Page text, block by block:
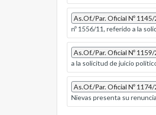
As.Of./Par. Oficial Nº
nº 1556/11, referido a la
As.Of./Par. Oficial Nº
a la solicitud de juicio
As.Of./Par. Oficial Nº
Nievas presenta su